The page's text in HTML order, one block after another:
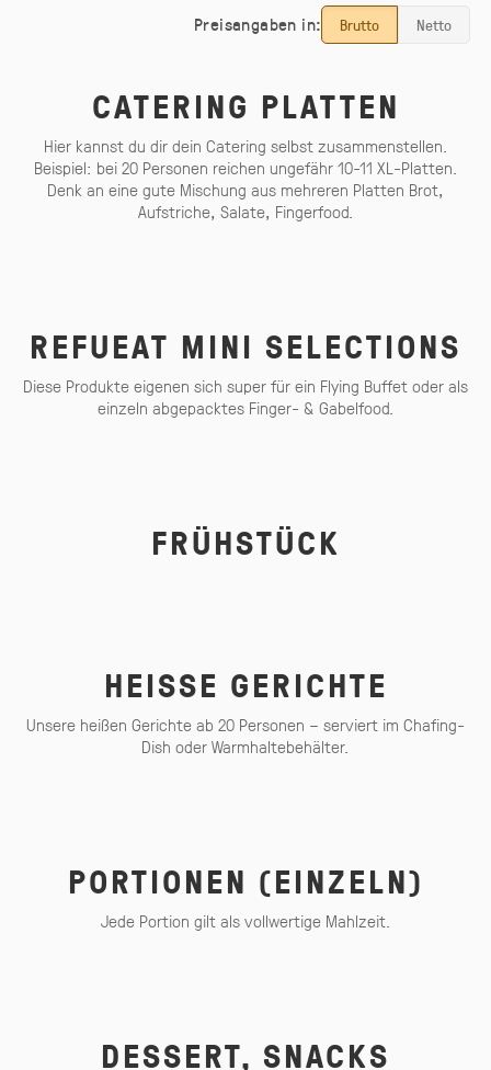
Preisangaben in: Brutto Netto
CATERING PLATTEN
Hier kannst du dir dein Catering selbst zusammenstellen.
Beispiel: bei 20 Personen reichen ungefähr 10-11 XL-Platten.
Denk an eine gute Mischung aus mehreren Platten Brot,
Aufstriche, Salate, Fingerfood.
REFUEAT MINI SELECTIONS
Diese Produkte eigenen sich super für ein Flying Buffet oder als
einzeln abgepacktes Finger- & Gabelfood.
FRÜHSTÜCK
HEISSE GERICHTE
Unsere heißen Gerichte ab 20 Personen – serviert im Chafing-
Dish oder Warmhaltebehälter.
PORTIONEN (EINZELN)
Jede Portion gilt als vollwertige Mahlzeit.
DESSERT, SNACKS